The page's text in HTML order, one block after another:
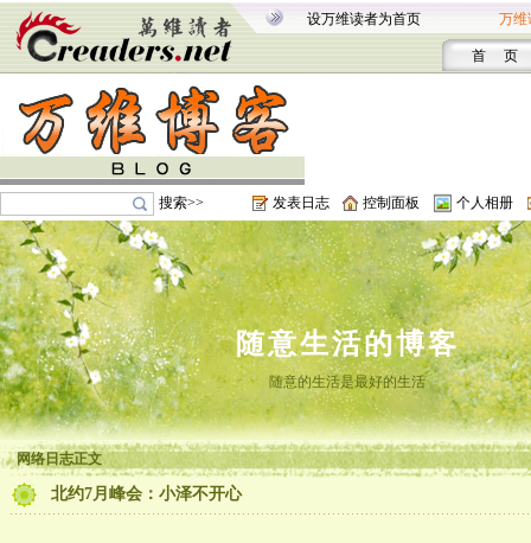
设万维读者为首页 万维
首 页
搜索>> 发表日志 控制面板 个人相册
随意生活的博客
随意的生活是最好的生活
网络日志正文
北约7月峰会：小泽不开心